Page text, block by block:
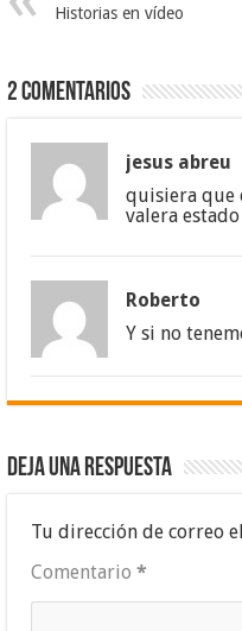
Historias en vídeo
2 comentarios
jesus abreu
quisiera que
valera
Roberto
Y si no
Deja una respuesta
Tu dirección de correo
Comentario *